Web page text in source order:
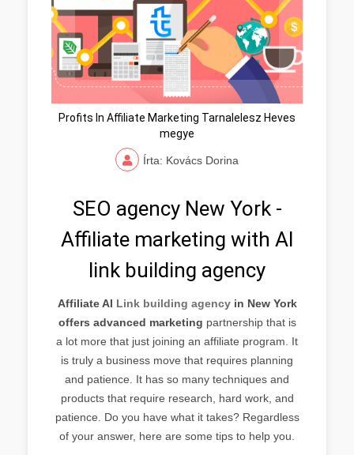
Profits In Affiliate Marketing Tarnalelesz Heves
megye
Írta: Kovács Dorina
SEO agency New York -
Affiliate marketing with AI
link building agency
Affiliate AI Link building agencyin New York
offers advanced marketing partnership that is
a lot more that just joining an affiliate program. It
is truly a business move that requires planning
and patience. It has so many techniques and
products that require research, hard work, and
patience. Do you have what it takes? Regardless
of your answer, here are some tips to help you.